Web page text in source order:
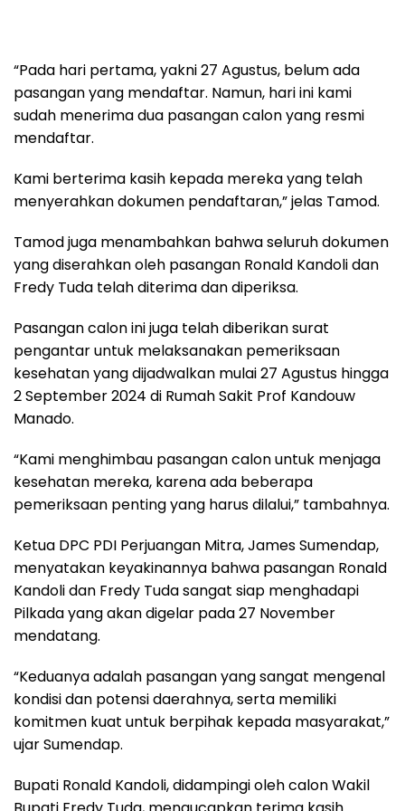
“Pada hari pertama, yakni 27 Agustus, belum ada
pasangan yang mendaftar. Namun, hari ini kami
sudah menerima dua pasangan calon yang resmi
mendaftar.
Kami berterima kasih kepada mereka yang telah
menyerahkan dokumen pendaftaran,” jelas Tamod.
Tamod juga menambahkan bahwa seluruh dokumen
yang diserahkan oleh pasangan Ronald Kandoli dan
Fredy Tuda telah diterima dan diperiksa.
Pasangan calon ini juga telah diberikan surat
pengantar untuk melaksanakan pemeriksaan
kesehatan yang dijadwalkan mulai 27 Agustus hingga
2 September 2024 di Rumah Sakit Prof Kandouw
Manado.
“Kami menghimbau pasangan calon untuk menjaga
kesehatan mereka, karena ada beberapa
pemeriksaan penting yang harus dilalui,” tambahnya.
Ketua DPC PDI Perjuangan Mitra, James Sumendap,
menyatakan keyakinannya bahwa pasangan Ronald
Kandoli dan Fredy Tuda sangat siap menghadapi
Pilkada yang akan digelar pada 27 November
mendatang.
“Keduanya adalah pasangan yang sangat mengenal
kondisi dan potensi daerahnya, serta memiliki
komitmen kuat untuk berpihak kepada masyarakat,”
ujar Sumendap.
Bupati Ronald Kandoli, didampingi oleh calon Wakil